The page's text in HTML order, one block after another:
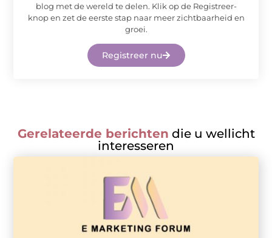
blog met de wereld te delen. Klik op de Registreer-
knop en zet de eerste stap naar meer zichtbaarheid en
groei.
Registreer nu
Gerelateerde berichten die u wellicht
interesseren